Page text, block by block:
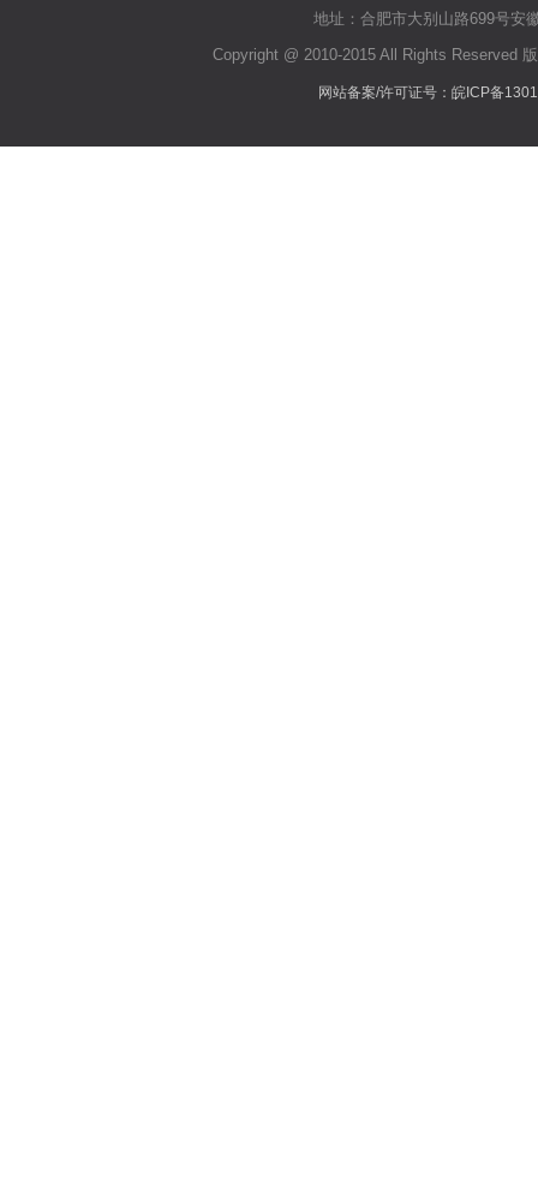
地址：合肥市大别山路699号安
Copyright @ 2010-2015 All Rights Reserved
网站备案/许可证号：皖ICP备